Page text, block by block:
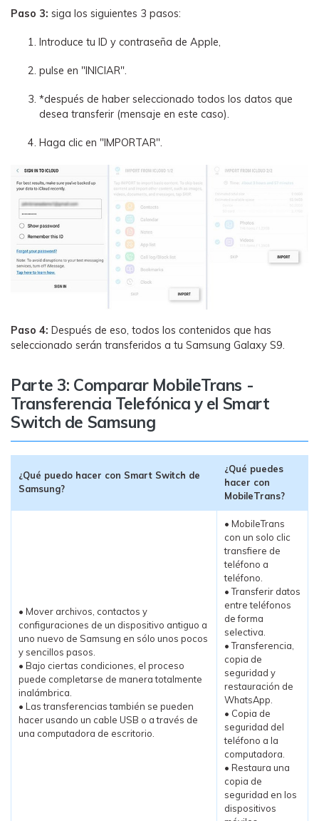
Paso 3: siga los siguientes 3 pasos:
Introduce tu ID y contraseña de Apple,
pulse en "INICIAR".
*después de haber seleccionado todos los datos que
desea transferir (mensaje en este caso).
Haga clic en "IMPORTAR".
Paso 4: Después de eso, todos los contenidos que has
seleccionado serán transferidos a tu Samsung Galaxy S9.
Parte 3: Comparar MobileTrans -
Transferencia Telefónica y el Smart
Switch de Samsung
¿Qué puedo hacer con Smart Switch de
Samsung?
¿Qué puedes
hacer con
MobileTrans?
• Mover archivos, contactos y
configuraciones de un dispositivo antiguo a
uno nuevo de Samsung en sólo unos pocos
y sencillos pasos.
• Bajo ciertas condiciones, el proceso
puede completarse de manera totalmente
inalámbrica.
• Las transferencias también se pueden
hacer usando un cable USB o a través de
una computadora de escritorio.
• MobileTrans
con un solo clic
transfiere de
teléfono a
teléfono.
• Transferir datos
entre teléfonos
de forma
selectiva.
• Transferencia,
copia de
seguridad y
restauración de
WhatsApp.
• Copia de
seguridad del
teléfono a la
computadora.
• Restaura una
copia de
seguridad en los
dispositivos